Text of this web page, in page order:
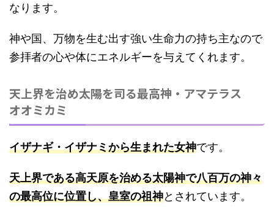
なります。
神や国、万物を生む出す強い生命力の持ち主なので
参拝者の心や体にエネルギーを与えてくれます。
天上界を治め太陽を司る最高神・アマテラス
オオミカミ
イザナギ・イザナミから生まれた女神です。
天上界である高天原を治める太陽神で八百万の神々
の最高位に位置し、皇室の祖神とされています。